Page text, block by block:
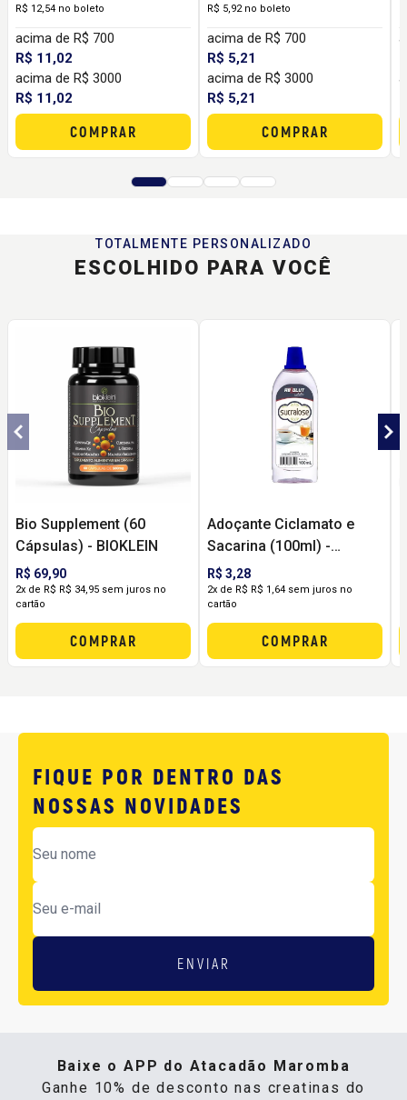
R$ 12,54 no boleto
acima de R$ 700
R$ 11,02
acima de R$ 3000
R$ 11,02
COMPRAR
R$ 5,92 no boleto
acima de R$ 700
R$ 5,21
acima de R$ 3000
R$ 5,21
COMPRAR
TOTALMENTE PERSONALIZADO
ESCOLHIDO PARA VOCÊ
Bio Supplement (60
Cápsulas) - BIOKLEIN
R$ 69,90
2x de R$ R$ 34,95 sem juros no
cartão
COMPRAR
Adoçante Ciclamato e
Sacarina (100ml) -
Absolut
R$ 3,28
2x de R$ R$ 1,64 sem juros no
cartão
COMPRAR
FIQUE POR DENTRO DAS
NOSSAS NOVIDADES
ENVIAR
Baixe o APP do Atacadão Maromba
Ganhe 10% de desconto nas creatinas do